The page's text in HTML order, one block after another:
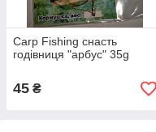
Carp Fishing снасть
годівниця "арбус" 35g
45 ₴